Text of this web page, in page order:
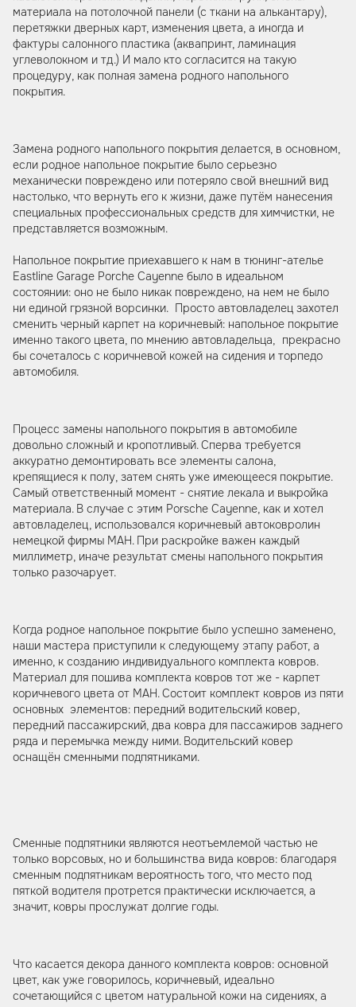
материала на потолочной панели (с ткани на алькантару),
перетяжки дверных карт, изменения цвета, а иногда и
фактуры салонного пластика (аквапринт, ламинация
углеволокном и тд.) И мало кто согласится на такую
процедуру, как полная замена родного напольного
покрытия.
Замена родного напольного покрытия делается, в основном,
если родное напольное покрытие было серьезно
механически повреждено или потеряло свой внешний вид
настолько, что вернуть его к жизни, даже путём нанесения
специальных профессиональных средств для химчистки, не
представляется возможным.
Напольное покрытие приехавшего к нам в тюнинг-ателье
Eastline Garage Porche Cayenne было в идеальном
состоянии: оно не было никак повреждено, на нем не было
ни единой грязной ворсинки. Просто автовладелец захотел
сменить черный карпет на коричневый: напольное покрытие
именно такого цвета, по мнению автовладельца, прекрасно
бы сочеталось с коричневой кожей на сидения и торпедо
автомобиля.
Процесс замены напольного покрытия в автомобиле
довольно сложный и кропотливый. Сперва требуется
аккуратно демонтировать все элементы салона,
крепящиеся к полу, затем снять уже имеющееся покрытие.
Самый ответственный момент - снятие лекала и выкройка
материала. В случае с этим Porsche Cayenne, как и хотел
автовладелец, использовался коричневый автоковролин
немецкой фирмы MAH. При раскройке важен каждый
миллиметр, иначе результат смены напольного покрытия
только разочарует.
Когда родное напольное покрытие было успешно заменено,
наши мастера приступили к следующему этапу работ, а
именно, к созданию индивидуального комплекта ковров.
Материал для пошива комплекта ковров тот же - карпет
коричневого цвета от MAH. Состоит комплект ковров из пяти
основных элементов: передний водительский ковер,
передний пассажирский, два ковра для пассажиров заднего
ряда и перемычка между ними. Водительский ковер
оснащён сменными подпятниками.
Сменные подпятники являются неотъемлемой частью не
только ворсовых, но и большинства вида ковров: благодаря
сменным подпятникам вероятность того, что место под
пяткой водителя протрется практически исключается, а
значит, ковры прослужат долгие годы.
Что касается декора данного комплекта ковров: основной
цвет, как уже говорилось, коричневый, идеально
сочетающийся с цветом натуральной кожи на сидениях, а